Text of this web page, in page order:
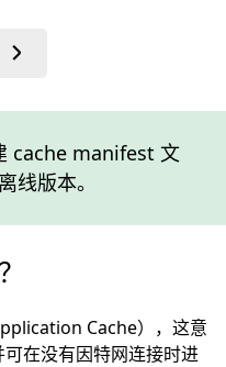
cache manifest 文
线版本。
Cache），这意
在没有因特网连接时进